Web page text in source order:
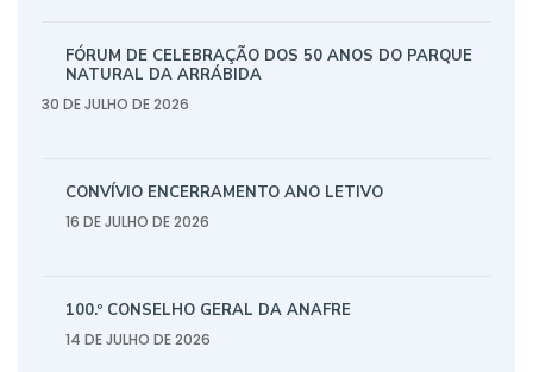
FÓRUM DE CELEBRAÇÃO DOS 50 ANOS DO PARQUE
NATURAL DA ARRÁBIDA
30 DE JULHO DE 2026
CONVÍVIO ENCERRAMENTO ANO LETIVO
16 DE JULHO DE 2026
100.º CONSELHO GERAL DA ANAFRE
14 DE JULHO DE 2026